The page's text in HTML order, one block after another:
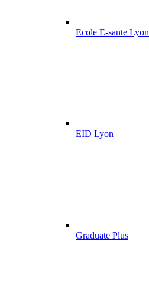
Ecole E-sante Lyon
EID Lyon
Graduate Plus